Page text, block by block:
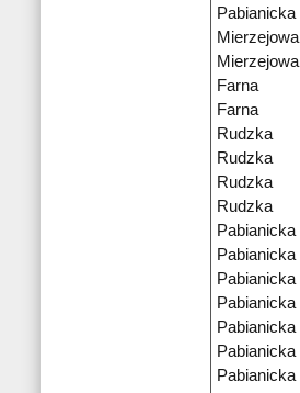
Pabianicka
Mierzejowa
Mierzejowa
Farna
Farna
Rudzka
Rudzka
Rudzka
Rudzka
Pabianicka
Pabianicka
Pabianicka
Pabianicka
Pabianicka
Pabianicka
Pabianicka